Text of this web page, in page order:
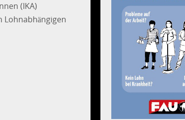
(IKA)
Lohnabhängigen